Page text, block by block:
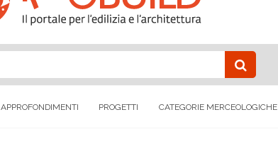
APPROFONDIMENTI PROGETTI CATEGORIE MERCEOLOGICHE